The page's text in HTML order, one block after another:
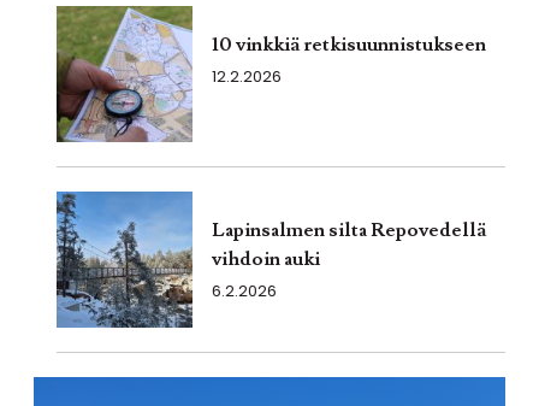
10 vinkkiä retkisuunnistukseen
12.2.2026
Lapinsalmen silta Repovedellä
vihdoin auki
6.2.2026